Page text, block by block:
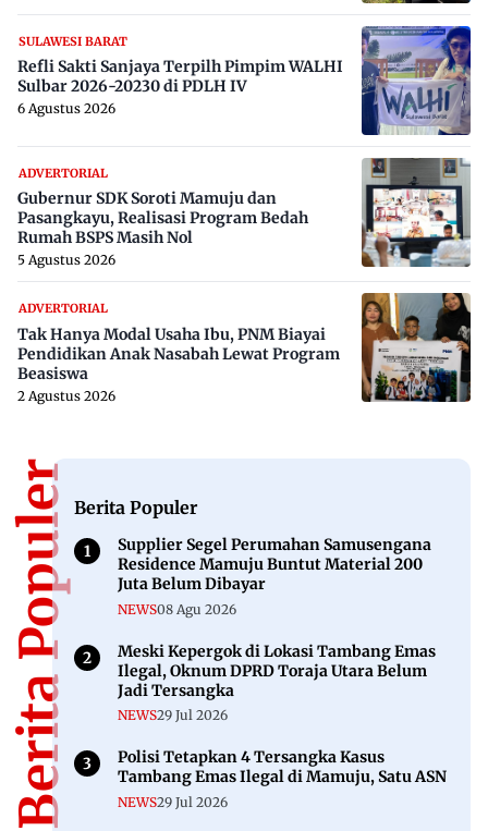
SULAWESI BARAT
Refli Sakti Sanjaya Terpilh Pimpim WALHI
Sulbar 2026-20230 di PDLH IV
6 Agustus 2026
ADVERTORIAL
Gubernur SDK Soroti Mamuju dan
Pasangkayu, Realisasi Program Bedah
Rumah BSPS Masih Nol
5 Agustus 2026
ADVERTORIAL
Tak Hanya Modal Usaha Ibu, PNM Biayai
Pendidikan Anak Nasabah Lewat Program
Beasiswa
2 Agustus 2026
Berita PopulerBerita Populer
Supplier Segel Perumahan Samusengana
Residence Mamuju Buntut Material 200
Juta Belum Dibayar
NEWS08 Agu 2026
Meski Kepergok di Lokasi Tambang Emas
Ilegal, Oknum DPRD Toraja Utara Belum
Jadi Tersangka
NEWS29 Jul 2026
Polisi Tetapkan 4 Tersangka Kasus
Tambang Emas Ilegal di Mamuju, Satu ASN
NEWS29 Jul 2026